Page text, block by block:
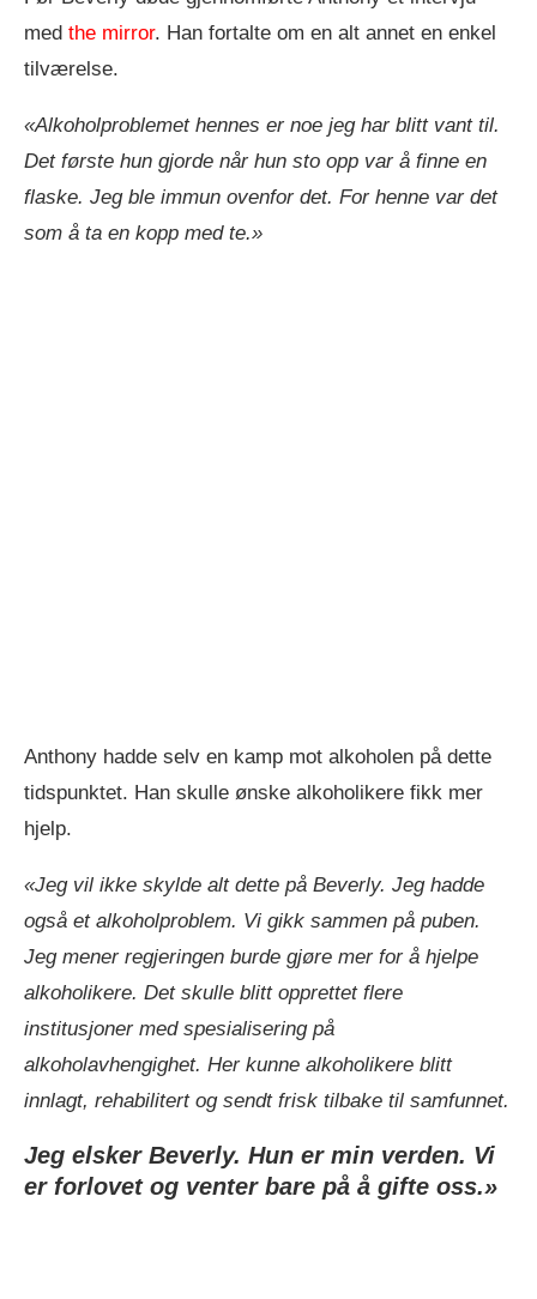
med the mirror. Han fortalte om en alt annet en enkel
tilværelse.
«Alkoholproblemet hennes er noe jeg har blitt vant til.
Det første hun gjorde når hun sto opp var å finne en
flaske. Jeg ble immun ovenfor det. For henne var det
som å ta en kopp med te.»
Anthony hadde selv en kamp mot alkoholen på dette
tidspunktet. Han skulle ønske alkoholikere fikk mer
hjelp.
«Jeg vil ikke skylde alt dette på Beverly. Jeg hadde
også et alkoholproblem. Vi gikk sammen på puben.
Jeg mener regjeringen burde gjøre mer for å hjelpe
alkoholikere. Det skulle blitt opprettet flere
institusjoner med spesialisering på
alkoholavhengighet. Her kunne alkoholikere blitt
innlagt, rehabilitert og sendt frisk tilbake til samfunnet.
Jeg elsker Beverly. Hun er min verden. Vi
er forlovet og venter bare på å gifte oss.»